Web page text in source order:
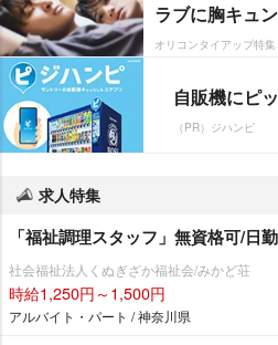
ラブに胸キュン
オリコンタイアップ特集
自販機にピ
（PR）ジハンピ
求人特集
「福祉調理スタッフ」無資格可/日
社会福祉法人くぬぎざか福祉会/みかど荘
時給1,250円～1,500円
アルバイト・パート / 神奈川県